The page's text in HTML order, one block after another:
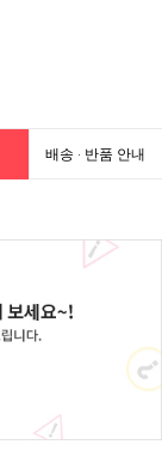
배송 · 반품 안내